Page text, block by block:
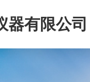
器有限公司